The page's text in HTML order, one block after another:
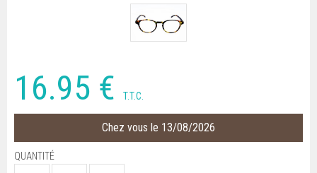
16.95 € T.T.C.
Chez vous le 13/08/2026
QUANTITÉ